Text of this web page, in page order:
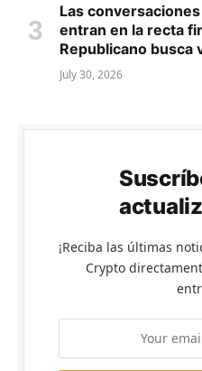
Las
entran en la recta
Republicano busca
July 30, 2026
¡Reciba las últimas
Crypto